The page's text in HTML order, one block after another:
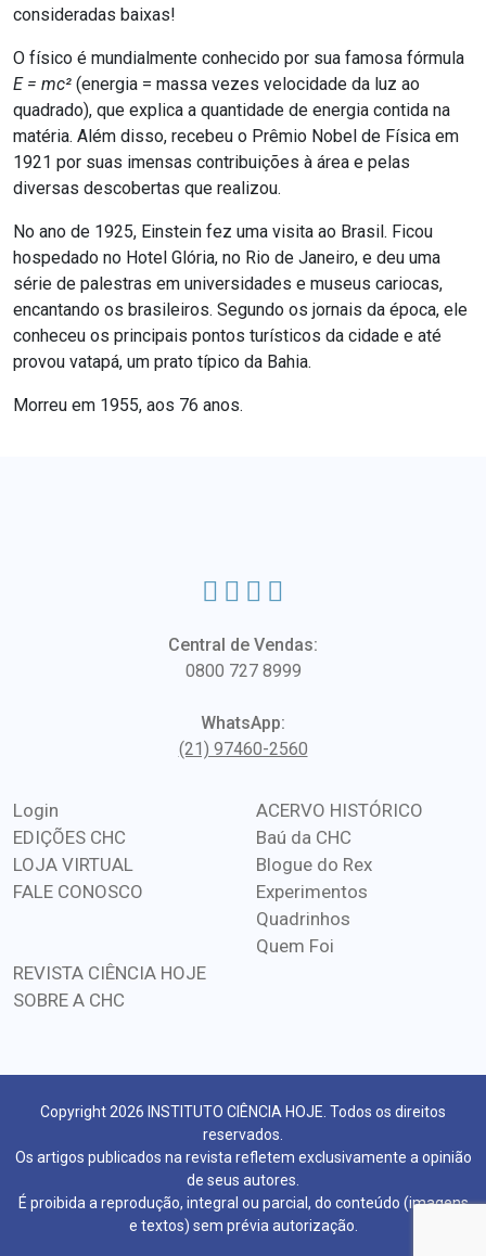
consideradas baixas!
O físico é mundialmente conhecido por sua famosa fórmula
E = mc² (energia = massa vezes velocidade da luz ao
quadrado), que explica a quantidade de energia contida na
matéria. Além disso, recebeu o Prêmio Nobel de Física em
1921 por suas imensas contribuições à área e pelas
diversas descobertas que realizou.
No ano de 1925, Einstein fez uma visita ao Brasil. Ficou
hospedado no Hotel Glória, no Rio de Janeiro, e deu uma
série de palestras em universidades e museus cariocas,
encantando os brasileiros. Segundo os jornais da época, ele
conheceu os principais pontos turísticos da cidade e até
provou vatapá, um prato típico da Bahia.
Morreu em 1955, aos 76 anos.
Central de Vendas:
0800 727 8999
WhatsApp:
(21) 97460-2560
Login
EDIÇÕES CHC
LOJA VIRTUAL
FALE CONOSCO
ACERVO HISTÓRICO
Baú da CHC
Blogue do Rex
Experimentos
Quadrinhos
Quem Foi
REVISTA CIÊNCIA HOJE
SOBRE A CHC
Copyright 2026 INSTITUTO CIÊNCIA HOJE. Todos os direitos
reservados.
Os artigos publicados na revista refletem exclusivamente a opinião
de seus autores.
É proibida a reprodução, integral ou parcial, do conteúdo (imagens
e textos) sem prévia autorização.